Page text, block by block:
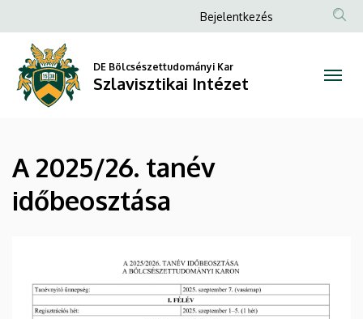
2025/26.
tanév
időbeosztása
Szlavisztikai
Intézet
a
tartalomra
Anonim
fiók
menüje
Bejelentkezés
DE Bölcsészettudományi Kar
Szlavisztikai Intézet
A 2025/26. tanév
időbeosztása